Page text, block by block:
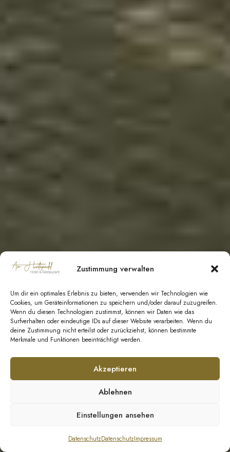
Zustimmung verwalten
Um dir ein optimales Erlebnis zu bieten, verwenden wir Technologien wie
Cookies, um Geräteinformationen zu speichern und/oder darauf zuzugreifen.
Wenn du diesen Technologien zustimmst, können wir Daten wie das
Surfverhalten oder eindeutige IDs auf dieser Website verarbeiten. Wenn du
deine Zustimmung nicht erteilst oder zurückziehst, können bestimmte
Merkmale und Funktionen beeinträchtigt werden.
Akzeptieren
Ablehnen
Einstellungen ansehen
DatenschutzDatenschutzImpressum